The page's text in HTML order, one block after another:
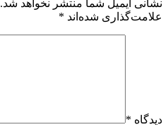
نشانی ایمیل شما منتشر نخواهد شد.
علامت‌گذاری شده‌اند *
دیدگاه *